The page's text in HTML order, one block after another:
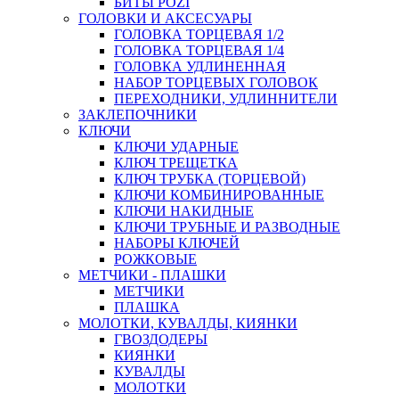
ГОЛОВКИ И АКСЕСУАРЫ
ГОЛОВКА ТОРЦЕВАЯ 1/2
ГОЛОВКА ТОРЦЕВАЯ 1/4
ГОЛОВКА УДЛИНЕННАЯ
НАБОР ТОРЦЕВЫХ ГОЛОВОК
ПЕРЕХОДНИКИ, УДЛИННИТЕЛИ
ЗАКЛЕПОЧНИКИ
КЛЮЧИ
КЛЮЧИ УДАРНЫЕ
КЛЮЧ ТРЕЩЕТКА
КЛЮЧ ТРУБКА (ТОРЦЕВОЙ)
КЛЮЧИ КОМБИНИРОВАННЫЕ
КЛЮЧИ НАКИДНЫЕ
КЛЮЧИ ТРУБНЫЕ И РАЗВОДНЫЕ
НАБОРЫ КЛЮЧЕЙ
РОЖКОВЫЕ
МЕТЧИКИ - ПЛАШКИ
МЕТЧИКИ
ПЛАШКА
МОЛОТКИ, КУВАЛДЫ, КИЯНКИ
ГВОЗДОДЕРЫ
КИЯНКИ
КУВАЛДЫ
МОЛОТКИ